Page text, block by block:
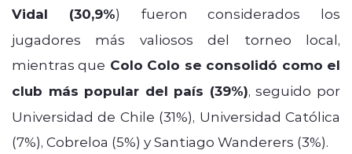
Vidal (30,9%) fueron considerados los
jugadores más valiosos del torneo local,
mientras que Colo Colo se consolidó como el
club más popular del país (39%), seguido por
Universidad de Chile (31%), Universidad Católica
(7%), Cobreloa (5%) y Santiago Wanderers (3%).